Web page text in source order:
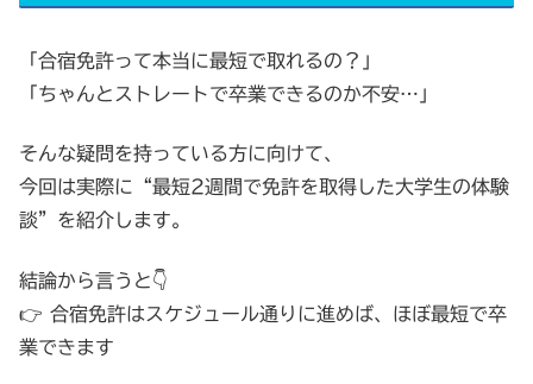
「合宿免許って本当に最短で取れるの？」
「ちゃんとストレートで卒業できるのか不安…」
そんな疑問を持っている方に向けて、
今回は実際に“最短2週間で免許を取得した大学生の体験
談”を紹介します。
結論から言うと👇
👉 合宿免許はスケジュール通りに進めば、ほぼ最短で卒
業できます